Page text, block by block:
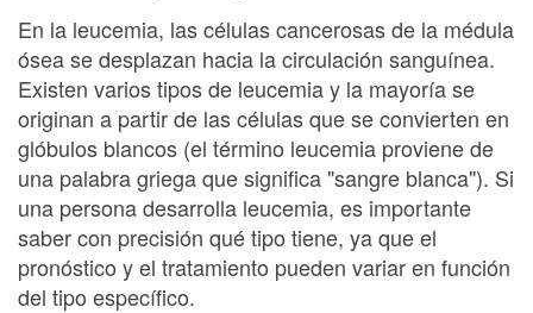
En la leucemia, las células cancerosas de la médula
ósea se desplazan hacia la circulación sanguínea.
Existen varios tipos de leucemia y la mayoría se
originan a partir de las células que se convierten en
glóbulos blancos (el término leucemia proviene de
una palabra griega que significa "sangre blanca"). Si
una persona desarrolla leucemia, es importante
saber con precisión qué tipo tiene, ya que el
pronóstico y el tratamiento pueden variar en función
del tipo específico.